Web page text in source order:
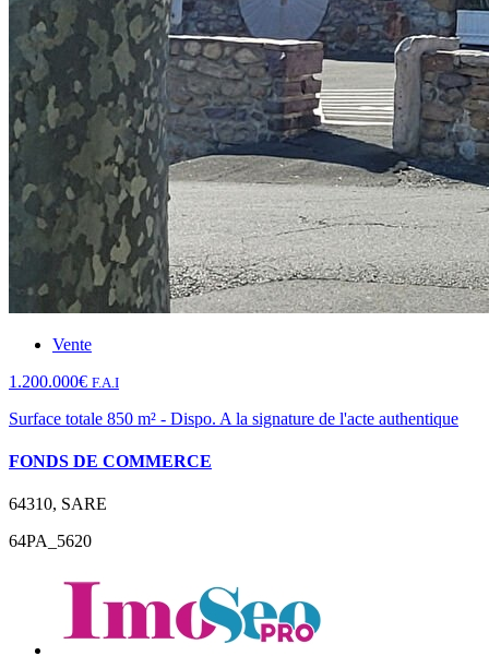
Vente
1.200.000€ F.A.I
Surface totale 850 m² - Dispo. A la signature de l'acte authentique
FONDS DE COMMERCE
64310, SARE
64PA_5620